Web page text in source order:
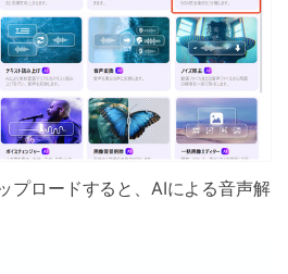
ロードすると、AIによる音声解